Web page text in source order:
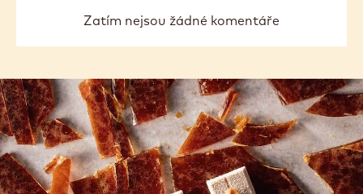
Zatím nejsou žádné komentáře